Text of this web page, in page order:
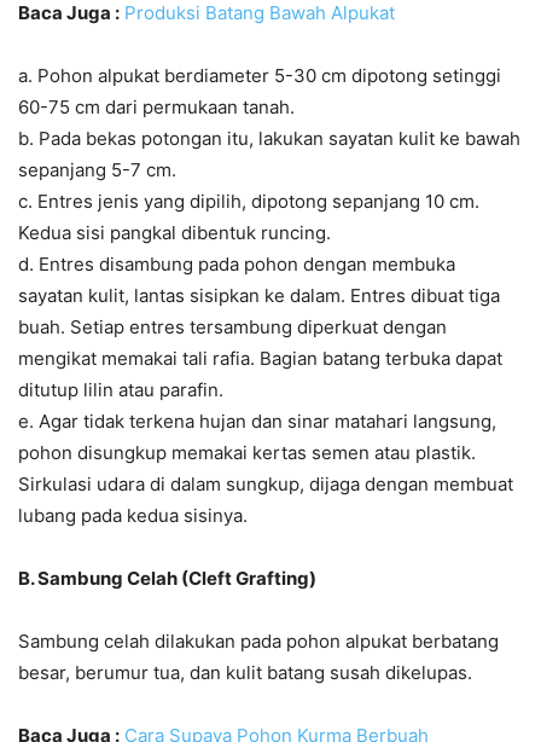
Baca Juga : Produksi Batang Bawah Alpukat
a. Pohon alpukat berdiameter 5-30 cm dipotong setinggi
60-75 cm dari permukaan tanah.
b. Pada bekas potongan itu, lakukan sayatan kulit ke bawah
sepanjang 5-7 cm.
c. Entres jenis yang dipilih, dipotong sepanjang 10 cm.
Kedua sisi pangkal dibentuk runcing.
d. Entres disambung pada pohon dengan membuka
sayatan kulit, lantas sisipkan ke dalam. Entres dibuat tiga
buah. Setiap entres tersambung diperkuat dengan
mengikat memakai tali rafia. Bagian batang terbuka dapat
ditutup lilin atau parafin.
e. Agar tidak terkena hujan dan sinar matahari langsung,
pohon disungkup memakai kertas semen atau plastik.
Sirkulasi udara di dalam sungkup, dijaga dengan membuat
lubang pada kedua sisinya.
B. Sambung Celah (Cleft Grafting)
Sambung celah dilakukan pada pohon alpukat berbatang
besar, berumur tua, dan kulit batang susah dikelupas.
Baca Juga : Cara Supaya Pohon Kurma Berbuah